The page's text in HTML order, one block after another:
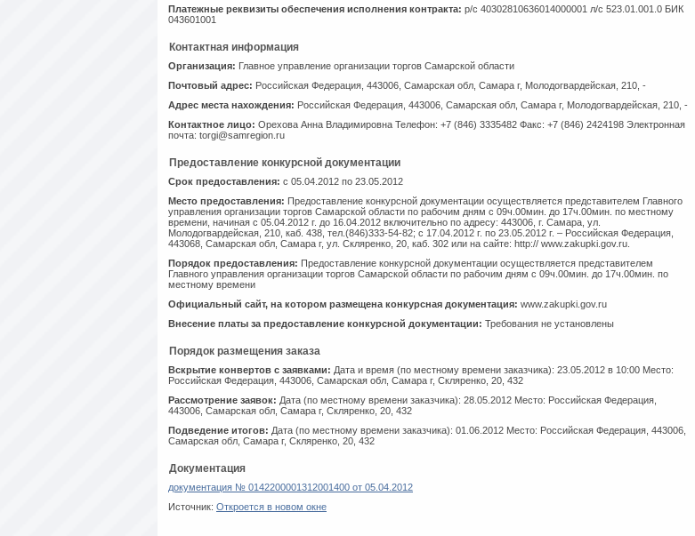
Платежные реквизиты обеспечения исполнения контракта: р/с 40302810636014000001 л/с 523.01.001.0 БИК
043601001
Контактная информация
Организация: Главное управление организации торгов Самарской области
Почтовый адрес: Российская Федерация, 443006, Самарская обл, Самара г, Молодогвардейская, 210, -
Адрес места нахождения: Российская Федерация, 443006, Самарская обл, Самара г, Молодогвардейская, 210, -
Контактное лицо: Орехова Анна Владимировна Телефон: +7 (846) 3335482 Факс: +7 (846) 2424198 Электронная
почта: torgi@samregion.ru
Предоставление конкурсной документации
Срок предоставления: с 05.04.2012 по 23.05.2012
Место предоставления: Предоставление конкурсной документации осуществляется представителем Главного
управления организации торгов Самарской области по рабочим дням с 09ч.00мин. до 17ч.00мин. по местному
времени, начиная с 05.04.2012 г. до 16.04.2012 включительно по адресу: 443006, г. Самара, ул.
Молодогвардейская, 210, каб. 438, тел.(846)333-54-82; с 17.04.2012 г. по 23.05.2012 г. – Российская Федерация,
443068, Самарская обл, Самара г, ул. Скляренко, 20, каб. 302 или на сайте: http:// www.zakupki.gov.ru.
Порядок предоставления: Предоставление конкурсной документации осуществляется представителем
Главного управления организации торгов Самарской области по рабочим дням с 09ч.00мин. до 17ч.00мин. по
местному времени
Официальный сайт, на котором размещена конкурсная документация: www.zakupki.gov.ru
Внесение платы за предоставление конкурсной документации: Требования не установлены
Порядок размещения заказа
Вскрытие конвертов с заявками: Дата и время (по местному времени заказчика): 23.05.2012 в 10:00 Место:
Российская Федерация, 443006, Самарская обл, Самара г, Скляренко, 20, 432
Рассмотрение заявок: Дата (по местному времени заказчика): 28.05.2012 Место: Российская Федерация,
443006, Самарская обл, Самара г, Скляренко, 20, 432
Подведение итогов: Дата (по местному времени заказчика): 01.06.2012 Место: Российская Федерация, 443006,
Самарская обл, Самара г, Скляренко, 20, 432
Документация
документация № 0142200001312001400 от 05.04.2012
Источник: Откроется в новом окне